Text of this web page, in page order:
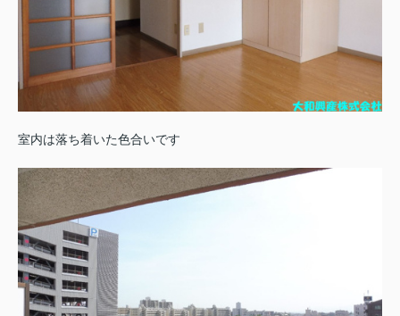
室内は落ち着いた色合いです